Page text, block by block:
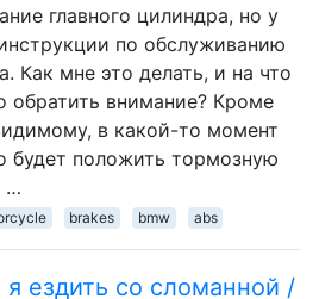
главного цилиндра, но у
по обслуживанию
Как мне это делать, и на что
обратить внимание? Кроме
в какой-то момент
будет положить тормозную
…
brakes bmw abs
ездить со сломанной /